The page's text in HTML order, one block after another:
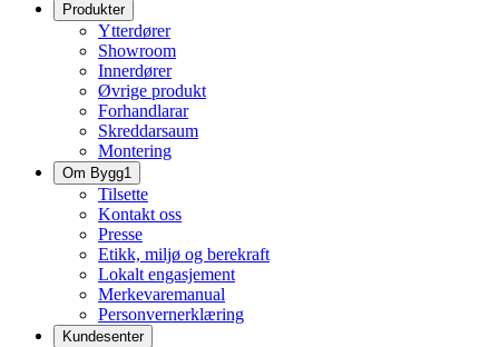
Produkter
Ytterdører
Showroom
Innerdører
Øvrige produkt
Forhandlarar
Skreddarsaum
Montering
Om Bygg1
Tilsette
Kontakt oss
Presse
Etikk, miljø og berekraft
Lokalt engasjement
Merkevaremanual
Personvernerklæring
Kundesenter